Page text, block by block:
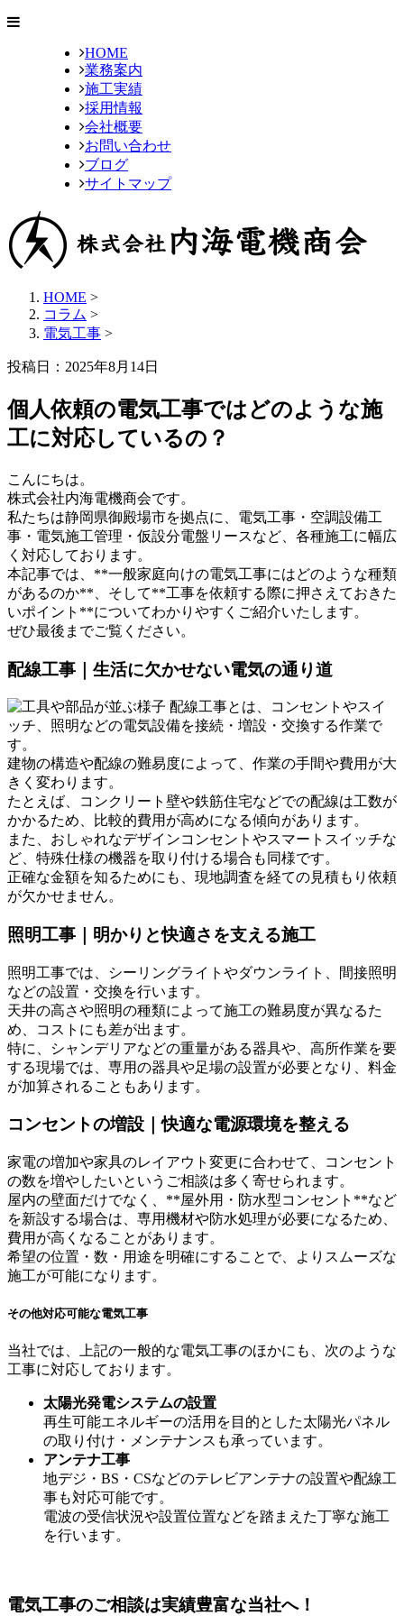
HOME
業務案内
施工実績
採用情報
会社概要
お問い合わせ
ブログ
サイトマップ
HOME >
コラム >
電気工事 >
投稿日：2025年8月14日
個人依頼の電気工事ではどのような施
工に対応しているの？
こんにちは。
株式会社内海電機商会です。
私たちは静岡県御殿場市を拠点に、電気工事・空調設備工
事・電気施工管理・仮設分電盤リースなど、各種施工に幅広
く対応しております。
本記事では、**一般家庭向けの電気工事にはどのような種類
があるのか**、そして**工事を依頼する際に押さえておきた
いポイント**についてわかりやすくご紹介いたします。
ぜひ最後までご覧ください。
配線工事｜生活に欠かせない電気の通り道
配線工事とは、コンセントやスイ
ッチ、照明などの電気設備を接続・増設・交換する作業で
す。
建物の構造や配線の難易度によって、作業の手間や費用が大
きく変わります。
たとえば、コンクリート壁や鉄筋住宅などでの配線は工数が
かかるため、比較的費用が高めになる傾向があります。
また、おしゃれなデザインコンセントやスマートスイッチな
ど、特殊仕様の機器を取り付ける場合も同様です。
正確な金額を知るためにも、現地調査を経ての見積もり依頼
が欠かせません。
照明工事｜明かりと快適さを支える施工
照明工事では、シーリングライトやダウンライト、間接照明
などの設置・交換を行います。
天井の高さや照明の種類によって施工の難易度が異なるた
め、コストにも差が出ます。
特に、シャンデリアなどの重量がある器具や、高所作業を要
する現場では、専用の器具や足場の設置が必要となり、料金
が加算されることもあります。
コンセントの増設｜快適な電源環境を整える
家電の増加や家具のレイアウト変更に合わせて、コンセント
の数を増やしたいというご相談は多く寄せられます。
屋内の壁面だけでなく、**屋外用・防水型コンセント**など
を新設する場合は、専用機材や防水処理が必要になるため、
費用が高くなることがあります。
希望の位置・数・用途を明確にすることで、よりスムーズな
施工が可能になります。
その他対応可能な電気工事
当社では、上記の一般的な電気工事のほかにも、次のような
工事に対応しております。
太陽光発電システムの設置
再生可能エネルギーの活用を目的とした太陽光パネル
の取り付け・メンテナンスも承っています。
アンテナ工事
地デジ・BS・CSなどのテレビアンテナの設置や配線工
事も対応可能です。
電波の受信状況や設置位置などを踏まえた丁寧な施工
を行います。
電気工事のご相談は実績豊富な当社へ！